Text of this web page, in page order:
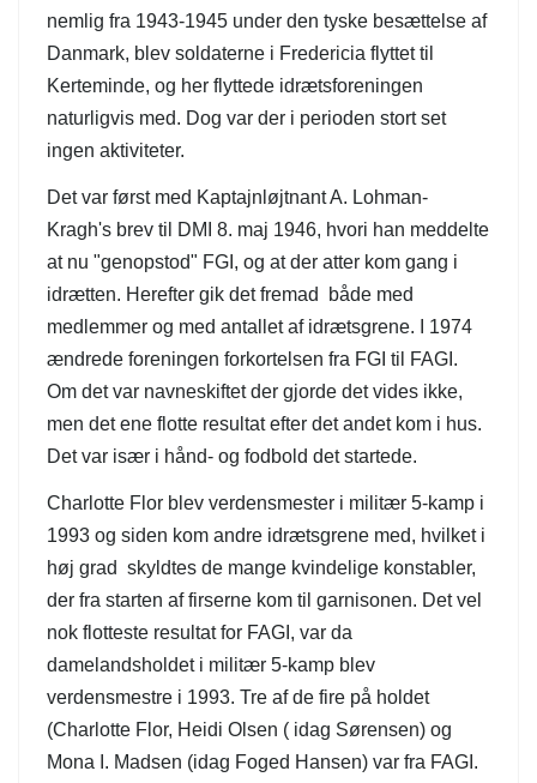
nemlig fra 1943-1945 under den tyske besættelse af
Danmark, blev soldaterne i Fredericia flyttet til
Kerteminde, og her flyttede idrætsforeningen
naturligvis med. Dog var der i perioden stort set
ingen aktiviteter.
Det var først med Kaptajnløjtnant A. Lohman-
Kragh's brev til DMI 8. maj 1946, hvori han meddelte
at nu "genopstod" FGI, og at der atter kom gang i
idrætten. Herefter gik det fremad både med
medlemmer og med antallet af idrætsgrene. I 1974
ændrede foreningen forkortelsen fra FGI til FAGI.
Om det var navneskiftet der gjorde det vides ikke,
men det ene flotte resultat efter det andet kom i hus.
Det var især i hånd- og fodbold det startede.
Charlotte Flor blev verdensmester i militær 5-kamp i
1993 og siden kom andre idrætsgrene med, hvilket i
høj grad skyldtes de mange kvindelige konstabler,
der fra starten af firserne kom til garnisonen. Det vel
nok flotteste resultat for FAGI, var da
damelandsholdet i militær 5-kamp blev
verdensmestre i 1993. Tre af de fire på holdet
(Charlotte Flor, Heidi Olsen ( idag Sørensen) og
Mona I. Madsen (idag Foged Hansen) var fra FAGI.